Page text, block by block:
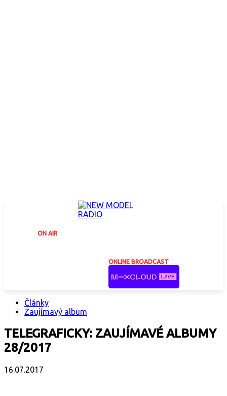
ON AIR
ONLINE BROADCAST
Články
Zaujímavý album
TELEGRAFICKY: ZAUJÍMAVÉ ALBUMY
28/2017
16.07.2017